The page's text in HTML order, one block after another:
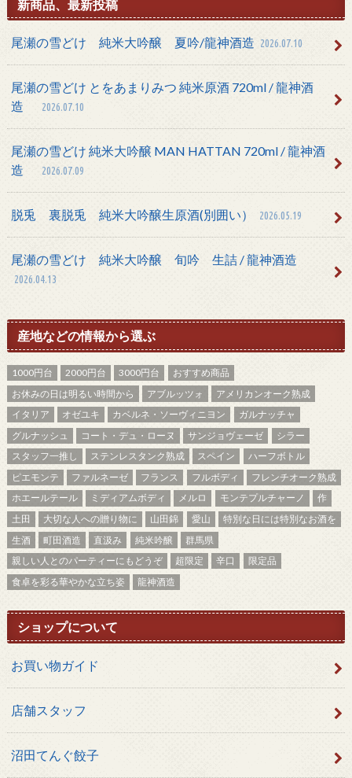
新商品、最新投稿
尾瀬の雪どけ 純米大吟醸 夏吟/龍神酒造 2026.07.10
尾瀬の雪どけ とをあまりみつ 純米原酒 720ml / 龍神酒
造
2026.07.10
尾瀬の雪どけ 純米大吟醸 MAN HATTAN 720ml / 龍神酒
造
2026.07.09
脱兎 裏脱兎 純米大吟醸生原酒(別囲い） 2026.05.19
尾瀬の雪どけ 純米大吟醸 旬吟 生詰 / 龍神酒造
2026.04.13
産地などの情報から選ぶ
1000円台 2000円台 3000円台
おすすめ商品
お休みの日は明るい時間から
アブルッツォ
アメリカンオーク熟成
イタリア
オゼユキ カベルネ・ソーヴィニヨン
ガルナッチャ
グルナッシュ
コート・デュ・ローヌ サンジョヴェーゼ
シラー
スタッフ一推し
ステンレスタンク熟成 スペイン
ハーフボトル
ピエモンテ
ファルネーゼ フランス フルボディ
フレンチオーク熟成
ホエールテール
ミディアムボディ メルロ モンテプルチャーノ
作
土田
大切な人への贈り物に 山田錦 愛山
特別な日には特別なお酒を
生酒
町田酒造 直汲み 純米吟醸
群馬県
親しい人とのパーティーにもどうぞ
超限定 辛口
限定品
食卓を彩る華やかな立ち姿
龍神酒造
ショップについて
お買い物ガイド
店舗スタッフ
沼田てんぐ餃子